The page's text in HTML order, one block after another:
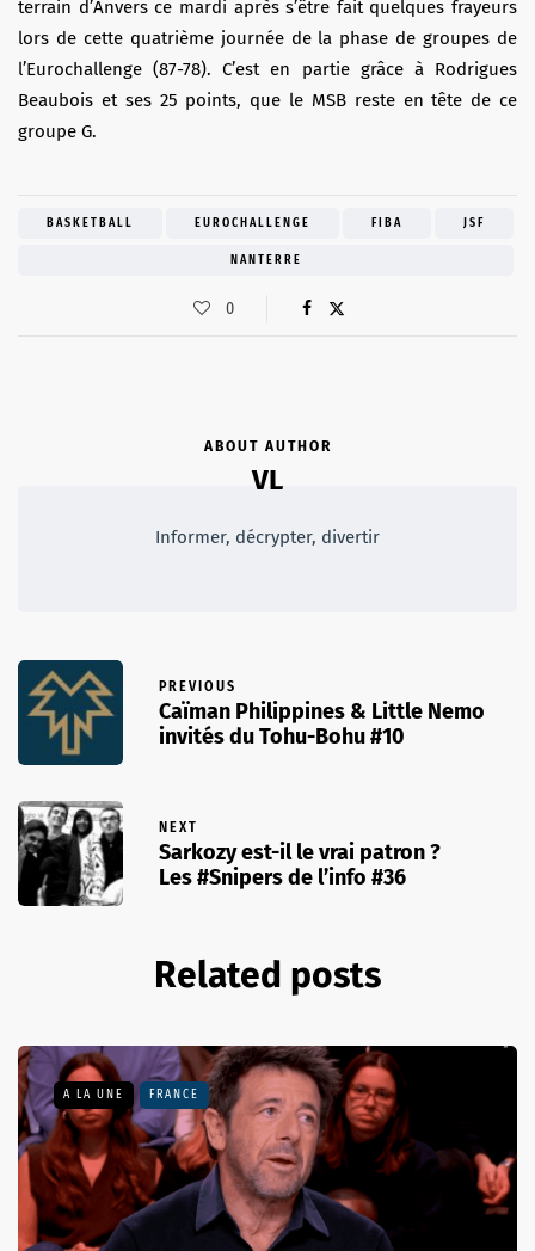
terrain d’Anvers ce mardi après s’être fait quelques frayeurs
lors de cette quatrième journée de la phase de groupes de
l’Eurochallenge (87-78). C’est en partie grâce à Rodrigues
Beaubois et ses 25 points, que le MSB reste en tête de ce
groupe G.
BASKETBALL EUROCHALLENGE FIBA JSF
NANTERRE
0
ABOUT AUTHOR
VL
Informer, décrypter, divertir
PREVIOUS
Caïman Philippines & Little Nemo
invités du Tohu-Bohu #10
NEXT
Sarkozy est-il le vrai patron ?
Les #Snipers de l’info #36
Related posts
A LA UNE FRANCE